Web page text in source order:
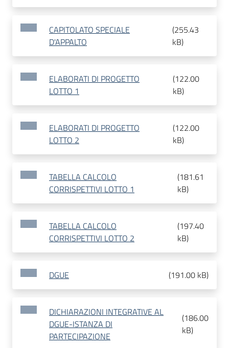
CAPITOLATO SPECIALE
D'APPALTO
(255.43
kB)
ELABORATI DI PROGETTO
LOTTO 1
(122.00
kB)
ELABORATI DI PROGETTO
LOTTO 2
(122.00
kB)
TABELLA CALCOLO
CORRISPETTIVI LOTTO 1
(181.61
kB)
TABELLA CALCOLO
CORRISPETTIVI LOTTO 2
(197.40
kB)
DGUE (191.00 kB)
DICHIARAZIONI INTEGRATIVE AL
DGUE-ISTANZA DI
PARTECIPAZIONE
(186.00
kB)